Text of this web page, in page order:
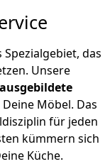
das
Unsere
ausgebildete
Möbel. Das
für jeden
kümmern sich
Küche.